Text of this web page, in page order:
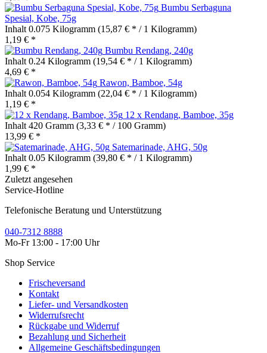
Bumbu Serbaguna
Spesial, Kobe, 75g
Inhalt 0.075 Kilogramm (15,87 € * / 1 Kilogramm)
1,19 € *
Bumbu Rendang, 240g
Inhalt 0.24 Kilogramm (19,54 € * / 1 Kilogramm)
4,69 € *
Rawon, Bamboe, 54g
Inhalt 0.054 Kilogramm (22,04 € * / 1 Kilogramm)
1,19 € *
12 x Rendang, Bamboe, 35g
Inhalt 420 Gramm (3,33 € * / 100 Gramm)
13,99 € *
Satemarinade, AHG, 50g
Inhalt 0.05 Kilogramm (39,80 € * / 1 Kilogramm)
1,99 € *
Zuletzt angesehen
Service-Hotline
Telefonische Beratung und Unterstützung
040-7312 8888
Mo-Fr 13:00 - 17:00 Uhr
Shop Service
Frischeversand
Kontakt
Liefer- und Versandkosten
Widerrufsrecht
Rückgabe und Widerruf
Bezahlung und Sicherheit
Allgemeine Geschäftsbedingungen